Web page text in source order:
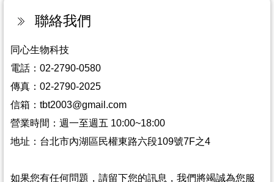
☆ ★網路商城開放購物功能囉^^~~ ☆ ★
聯絡我們
同心生物科技
電話：02-2790-0580
傳真：02-2790-2025
信箱：tbt2003@gmail.com
營業時間：週一至週五 10:00~18:00
地址：台北市內湖區民權東路六段109號7F之4
如果您有任何問題，請留下您的訊息，我們將竭誠為您服